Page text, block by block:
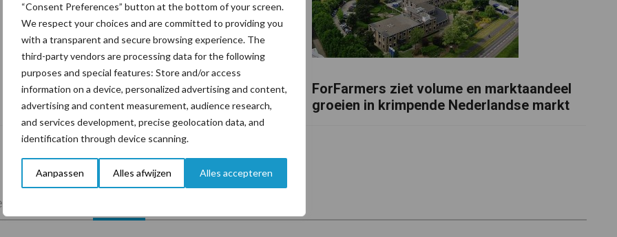
“Consent Preferences” button at the bottom of your screen.
We respect your choices and are committed to providing you
with a transparent and secure browsing experience. The
third-party vendors are processing data for the following
purposes and special features: Store and/or access
information on a device, personalized advertising and content,
advertising and content measurement, audience research,
and services development, precise geolocation data, and
identification through device scanning.
Aanpassen Alles afwijzen Alles accepteren
De speenhuid: een vaak onderschatte
risicofactor voor mastitis
ForFarmers ziet volume en marktaandeel
groeien in krimpende Nederlandse markt